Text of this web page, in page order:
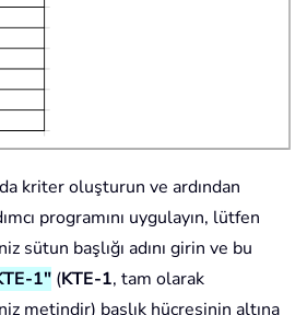
kriter oluşturun ve ardından
programını uygulayın, lütfen
sütun başlığı adını girin ve bu
1" (KTE-1, tam olarak
metindir) başlık hücresinin altına